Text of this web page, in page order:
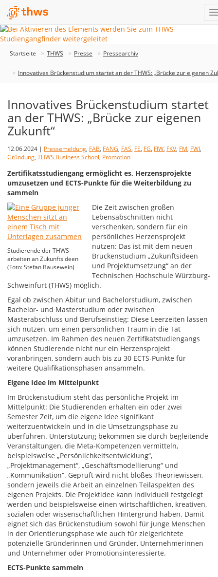
Startseite THWS Presse Pressearchiv
Innovatives Brückenstudium startet an der THWS: „Brücke zur eigenen
Innovatives Brückenstudium startet
an der THWS: „Brücke zur eigenen
Zukunft“
12.06.2024 | Pressemeldung, FAB, FANG, FAS, FE, FG, FIW, FKV, FM, FWI,
Gründung, THWS Business School, Promotion
Zertifikatsstudiengang ermöglicht es, Herzensprojekte
umzusetzen und ECTS-Punkte für die Weiterbildung zu
sammeln
Studierende der THWS
arbeiten an Zukunftsideen
(Foto: Stefan Bausewein)
Die Zeit zwischen großen
Lebensabschnitten nicht
verschenken, sondern für ein
persönliches Herzensprojekt
nutzen: Das ist mit dem neuen
Brückenstudium „Zukunftsideen
und Projektumsetzung“ an der
Technischen Hochschule Würzburg-
Schweinfurt (THWS) möglich.
Egal ob zwischen Abitur und Bachelorstudium, zwischen
Bachelor- und Masterstudium oder zwischen
Masterabschluss und Berufseinstieg: Diese Leerzeiten lassen
sich nutzen, um einen persönlichen Traum in die Tat
umzusetzen. Im Rahmen des neuen Zertifikatstudiengangs
können Studierende nicht nur ein Herzensprojekt
voranbringen, sondern auch bis zu 30 ECTS-Punkte für
weitere Qualifikationsphasen ansammeln.
Eigene Idee im Mittelpunkt
Im Brückenstudium steht das persönliche Projekt im
Mittelpunkt: Die Studierenden erhalten ein oder zwei
Semester Zeit, um die eigene Idee signifikant
weiterzuentwickeln und in die Umsetzungsphase zu
überführen. Unterstützung bekommen sie durch begleitende
Veranstaltungen, die Meta-Kompetenzen vermitteln,
beispielsweise „Persönlichkeitsentwicklung“,
„Projektmanagement“, „Geschäftsmodellierung“ und
„Kommunikation“. Geprüft wird nicht bloßes Theoriewissen,
sondern jeweils die Arbeit an einzelnen Teilaspekten des
eigenen Projekts. Die Projektidee kann individuell festgelegt
werden und beispielsweise einen wirtschaftlichen, kreativen,
sozialen oder wissenschaftlichen Hintergrund haben. Damit
eignet sich das Brückenstudium sowohl für junge Menschen
in der Orientierungsphase wie auch für zielgerichtete
potenzielle Gründerinnen und Gründer, Unternehmerinnen
und Unternehmer oder Promotionsinteressierte.
ECTS-Punkte sammeln